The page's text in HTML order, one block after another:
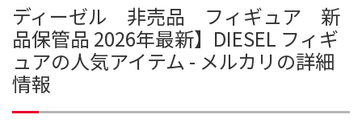
ディーゼル 非売品 フィギュア 新
品保管品 2026年最新】DIESEL フィギ
ュアの人気アイテム - メルカリの詳細
情報